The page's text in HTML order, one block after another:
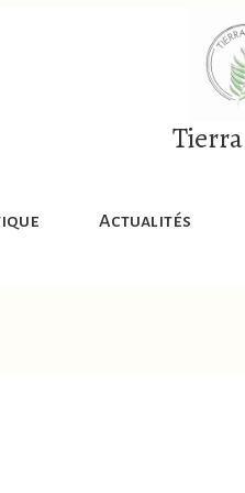
Actualités